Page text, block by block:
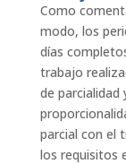
Como
modo, los
días
trabajo
de parcialidad
parcial con el
los requisitos